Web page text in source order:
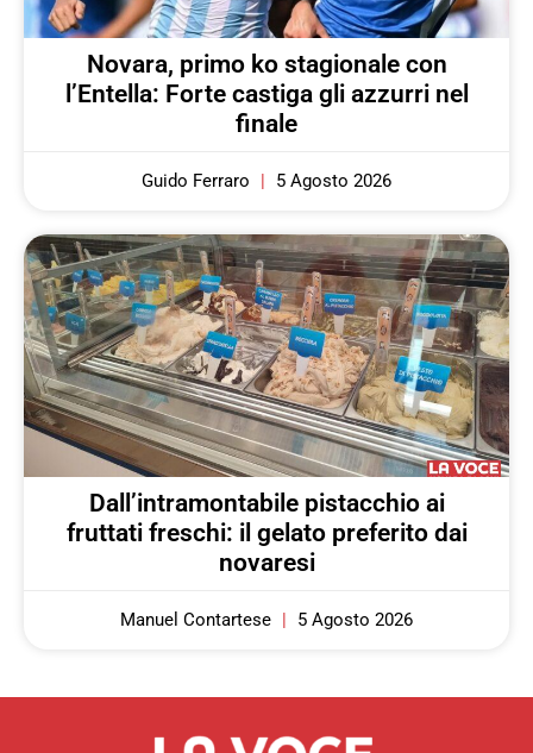
Novara, primo ko stagionale con
l’Entella: Forte castiga gli azzurri nel
finale
Guido Ferraro 5 Agosto 2026
Dall’intramontabile pistacchio ai
fruttati freschi: il gelato preferito dai
novaresi
Manuel Contartese 5 Agosto 2026